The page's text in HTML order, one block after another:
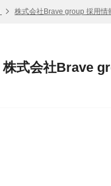
株式会社Brave group 採用情
株式会社Brave